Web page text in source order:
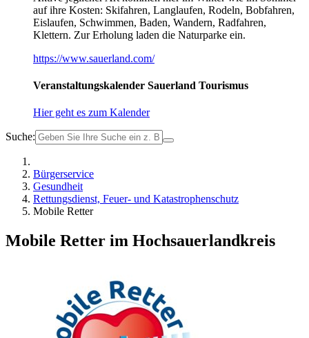
auf ihre Kosten: Skifahren, Langlaufen, Rodeln, Bobfahren,
Eislaufen, Schwimmen, Baden, Wandern, Radfahren,
Klettern. Zur Erholung laden die Naturparke ein.
https://www.sauerland.com/
Veranstaltungskalender Sauerland Tourismus
Hier geht es zum Kalender
Suche:
Bürgerservice
Gesundheit
Rettungsdienst, Feuer- und Katastrophenschutz
Mobile Retter
Mobile Retter im Hochsauerlandkreis